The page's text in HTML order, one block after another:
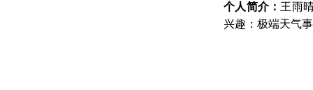
个人简介： 王雨
兴趣：极端天气